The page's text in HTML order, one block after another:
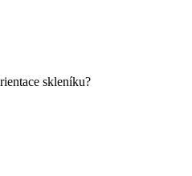
skleníku?